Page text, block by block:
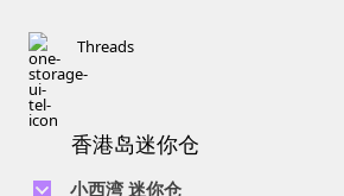
Threads
香港岛迷你仓
小西湾 迷你仓